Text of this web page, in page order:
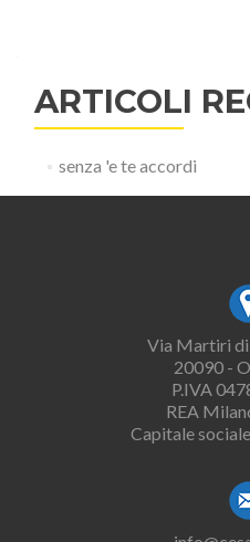
ARTICOLI
senza 'e te accordi
Via Martiri
20090 -
P.IVA
REA
Capitale